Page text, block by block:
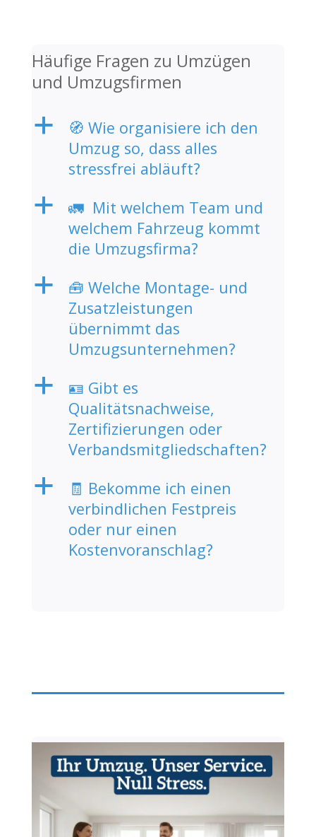
Häufige Fragen zu Umzügen
und Umzugsfirmen
a
🧭 Wie organisiere ich den
Umzug so, dass alles
stressfrei abläuft?
a
🚛 Mit welchem Team und
welchem Fahrzeug kommt
die Umzugsfirma?
a
🧰 Welche Montage- und
Zusatzleistungen
übernimmt das
Umzugsunternehmen?
a
🪪 Gibt es
Qualitätsnachweise,
Zertifizierungen oder
Verbandsmitgliedschaften?
a
🧾 Bekomme ich einen
verbindlichen Festpreis
oder nur einen
Kostenvoranschlag?